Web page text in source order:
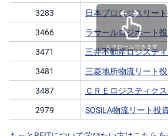
3283
日本プロロジスリー
3466
ラサールロジポート
3471
三井不動産ロジステ
3481
三菱地所物流リート
3487
ＣＲＥロジスティク
2979
SOSiLA物流リート投
スクロールできます